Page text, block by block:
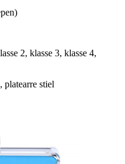
2, klasse 3, klasse 4,
platearre stiel